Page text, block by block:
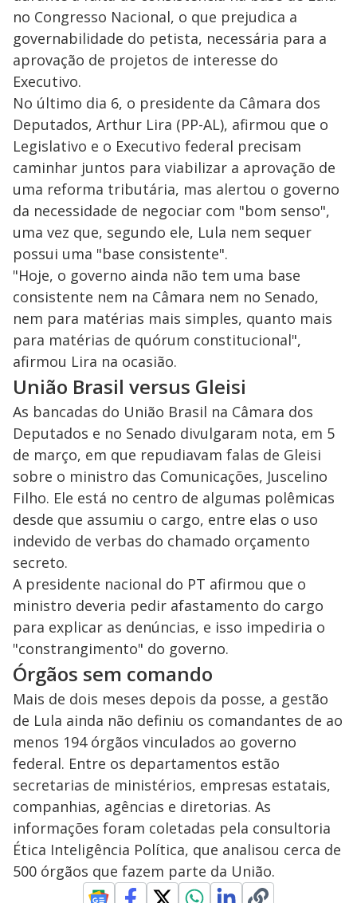
no Congresso Nacional, o que prejudica a
governabilidade do petista, necessária para a
aprovação de projetos de interesse do
Executivo.
No último dia 6, o presidente da Câmara dos
Deputados, Arthur Lira (PP-AL), afirmou que o
Legislativo e o Executivo federal precisam
caminhar juntos para viabilizar a aprovação de
uma reforma tributária, mas alertou o governo
da necessidade de negociar com "bom senso",
uma vez que, segundo ele, Lula nem sequer
possui uma "base consistente".
"Hoje, o governo ainda não tem uma base
consistente nem na Câmara nem no Senado,
nem para matérias mais simples, quanto mais
para matérias de quórum constitucional",
afirmou Lira na ocasião.
União Brasil versus Gleisi
As bancadas do União Brasil na Câmara dos
Deputados e no Senado divulgaram nota, em 5
de março, em que repudiavam falas de Gleisi
sobre o ministro das Comunicações, Juscelino
Filho. Ele está no centro de algumas polêmicas
desde que assumiu o cargo, entre elas o uso
indevido de verbas do chamado orçamento
secreto.
A presidente nacional do PT afirmou que o
ministro deveria pedir afastamento do cargo
para explicar as denúncias, e isso impediria o
"constrangimento" do governo.
Órgãos sem comando
Mais de dois meses depois da posse, a gestão
de Lula ainda não definiu os comandantes de ao
menos 194 órgãos vinculados ao governo
federal. Entre os departamentos estão
secretarias de ministérios, empresas estatais,
companhias, agências e diretorias. As
informações foram coletadas pela consultoria
Ética Inteligência Política, que analisou cerca de
500 órgãos que fazem parte da União.